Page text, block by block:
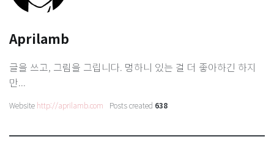
Aprilamb
글을 쓰고, 그림을 그립니다. 멍하니 있는 걸 더 좋아하긴 하지
만...
Website http://aprilamb.com Posts created 638